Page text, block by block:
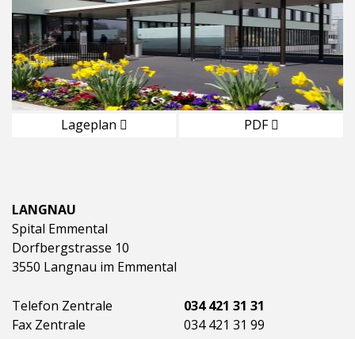
Lageplan PDF
LANGNAU
Spital Emmental
Dorfbergstrasse 10
3550 Langnau im Emmental
Telefon Zentrale
034 421 31 31
Fax Zentrale
034 421 31 99